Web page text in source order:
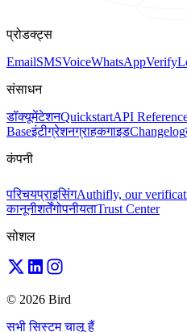
प्रोडक्ट्स
EmailSMSVoiceWhatsAppVerify
संसाधन
डॉक्यूमेंटेशनQuickstartAPI
Baseइंटीग्रेशनग्राहकगाइडChangelog
कंपनी
परिचयप्राइसिंगAuthifly, our
कानूनीशर्तेंगोपनीयताTrust Center
सोशल
© 2026 Bird
सभी सिस्टम चालू हैं